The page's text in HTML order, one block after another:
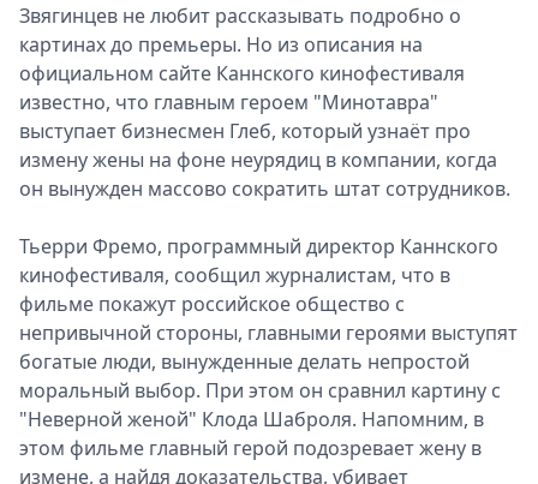
Звягинцев не любит рассказывать подробно о
картинах до премьеры. Но из описания на
официальном сайте Каннского кинофестиваля
известно, что главным героем "Минотавра"
выступает бизнесмен Глеб, который узнаёт про
измену жены на фоне неурядиц в компании, когда
он вынужден массово сократить штат сотрудников.
Тьерри Фремо, программный директор Каннского
кинофестиваля, сообщил журналистам, что в
фильме покажут российское общество с
непривычной стороны, главными героями выступят
богатые люди, вынужденные делать непростой
моральный выбор. При этом он сравнил картину с
"Неверной женой" Клода Шаброля. Напомним, в
этом фильме главный герой подозревает жену в
измене, а найдя доказательства, убивает